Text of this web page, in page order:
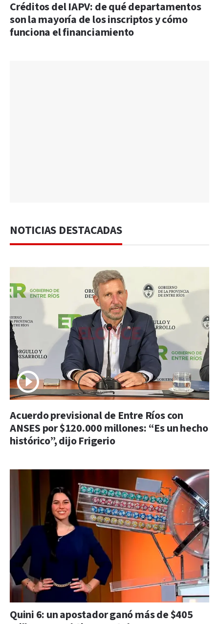
Créditos del IAPV: de qué departamentos
son la mayoría de los inscriptos y cómo
funciona el financiamiento
NOTICIAS DESTACADAS
Acuerdo previsional de Entre Ríos con
ANSES por $120.000 millones: “Es un hecho
histórico”, dijo Frigerio
Quini 6: un apostador ganó más de $405